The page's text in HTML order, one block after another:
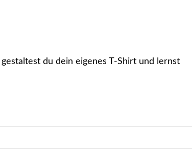
du dein eigenes T-Shirt und lernst